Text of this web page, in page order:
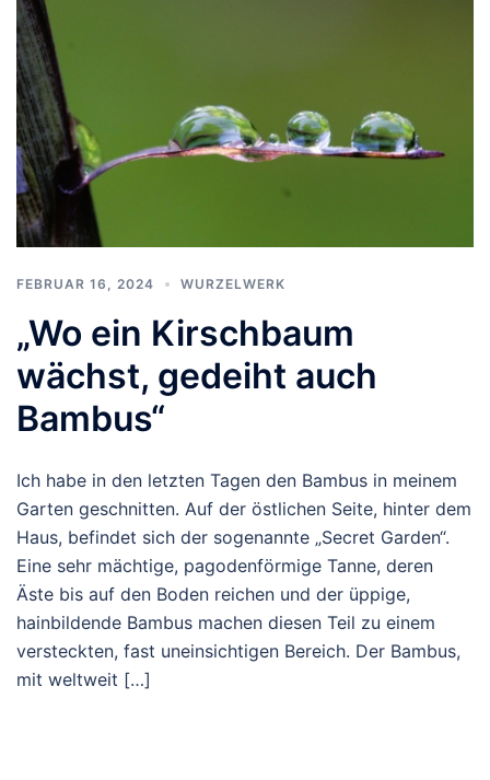
FEBRUAR 16, 2024 WURZELWERK
„Wo ein Kirschbaum
wächst, gedeiht auch
Bambus“
Ich habe in den letzten Tagen den Bambus in meinem
Garten geschnitten. Auf der östlichen Seite, hinter dem
Haus, befindet sich der sogenannte „Secret Garden“.
Eine sehr mächtige, pagodenförmige Tanne, deren
Äste bis auf den Boden reichen und der üppige,
hainbildende Bambus machen diesen Teil zu einem
versteckten, fast uneinsichtigen Bereich. Der Bambus,
mit weltweit […]